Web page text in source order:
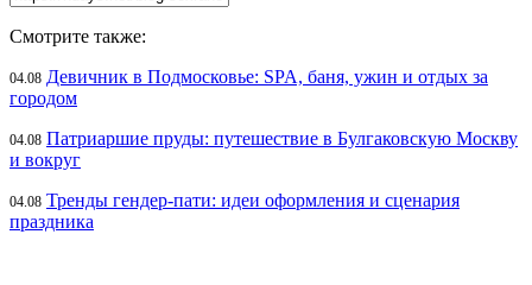
Смотрите также:
04.08 Девичник в Подмосковье: SPA, баня, ужин и отдых за
городом
04.08 Патриаршие пруды: путешествие в Булгаковскую Москву
и вокруг
04.08 Тренды гендер-пати: идеи оформления и сценария
праздника